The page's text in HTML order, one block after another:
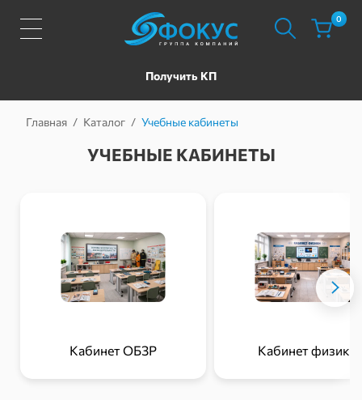
Получить КП
0
Главная / Каталог / Учебные кабинеты
УЧЕБНЫЕ КАБИНЕТЫ
Кабинет ОБЗР Кабинет физики